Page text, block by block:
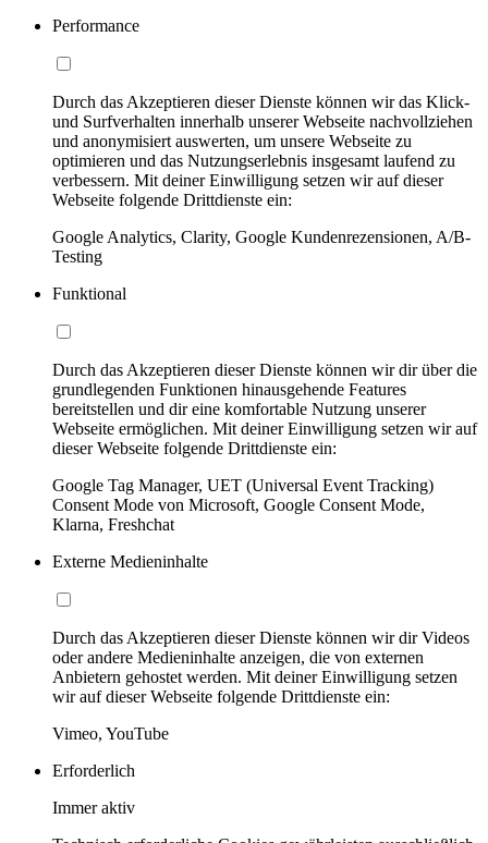
Performance
Durch das Akzeptieren dieser Dienste können wir das Klick-
und Surfverhalten innerhalb unserer Webseite nachvollziehen
und anonymisiert auswerten, um unsere Webseite zu
optimieren und das Nutzungserlebnis insgesamt laufend zu
verbessern. Mit deiner Einwilligung setzen wir auf dieser
Webseite folgende Drittdienste ein:
Google Analytics, Clarity, Google Kundenrezensionen, A/B-
Testing
Funktional
Durch das Akzeptieren dieser Dienste können wir dir über die
grundlegenden Funktionen hinausgehende Features
bereitstellen und dir eine komfortable Nutzung unserer
Webseite ermöglichen. Mit deiner Einwilligung setzen wir auf
dieser Webseite folgende Drittdienste ein:
Google Tag Manager, UET (Universal Event Tracking)
Consent Mode von Microsoft, Google Consent Mode,
Klarna, Freshchat
Externe Medieninhalte
Durch das Akzeptieren dieser Dienste können wir dir Videos
oder andere Medieninhalte anzeigen, die von externen
Anbietern gehostet werden. Mit deiner Einwilligung setzen
wir auf dieser Webseite folgende Drittdienste ein:
Vimeo, YouTube
Erforderlich
Immer aktiv